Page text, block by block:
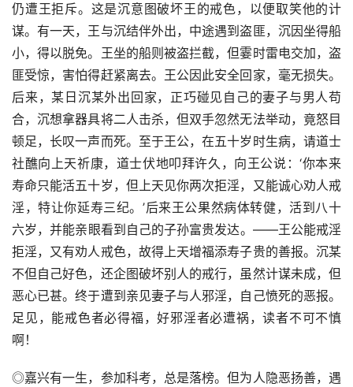
仍遭王拒斥。这是沉意图破坏王的戒色，以便取笑他的计
谋。有一天，王与沉结伴外出，中途遇到盗匪，沉因坐得船
小，得以脱免。王坐的船则被盗拦截，但霎时雷电交加，盗
匪受惊，害怕得赶紧离去。王公因此安全回家，毫无损失。
后来，某日沉某外出回家，正巧碰见自己的妻子与男人苟
合，沉想拿器具将二人击杀，但双手忽然无法举动，竟怒目
顿足，长叹一声而死。至于王公，在五十岁时生病，请道士
社醮向上天祈康，道士伏地叩拜许久，向王公说：‘你本来
寿命只能活五十岁，但上天见你两次拒淫，又能诚心劝人戒
淫，特让你延寿三纪。’后来王公果然病体转健，活到八十
六岁，并能亲眼看到自己的子孙富贵发达。——王公能戒淫
拒淫，又有劝人戒色，故得上天增福添寿子贵的善报。沉某
不但自己好色，还企图破坏别人的戒行，虽然计谋未成，但
恶心已甚。终于遭到亲见妻子与人邪淫，自己愤死的恶报。
足见，能戒色者必得福，好邪淫者必遭祸，读者不可不慎
啊！
◎嘉兴有一生，参加科考，总是落榜。但为人隐恶扬善，遇